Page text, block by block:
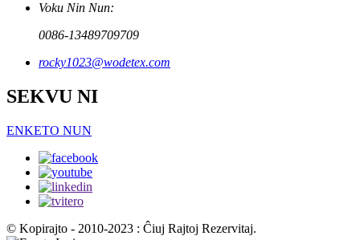
Voku Nin Nun:
0086-13489709709
rocky1023@wodetex.com
SEKVU NI
ENKETO NUN
© Kopirajto - 2010-2023 : Ĉiuj Rajtoj Rezervitaj.